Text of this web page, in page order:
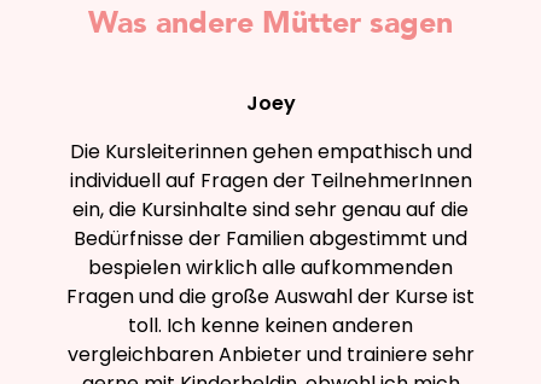
Was andere Mütter sagen
Joey
Die Kursleiterinnen gehen empathisch und
individuell auf Fragen der TeilnehmerInnen
ein, die Kursinhalte sind sehr genau auf die
Bedürfnisse der Familien abgestimmt und
bespielen wirklich alle aufkommenden
Fragen und die große Auswahl der Kurse ist
toll. Ich kenne keinen anderen
vergleichbaren Anbieter und trainiere sehr